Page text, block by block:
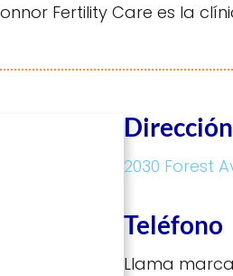
Fertility Care es la
2030 Forest
Teléfono
Llama